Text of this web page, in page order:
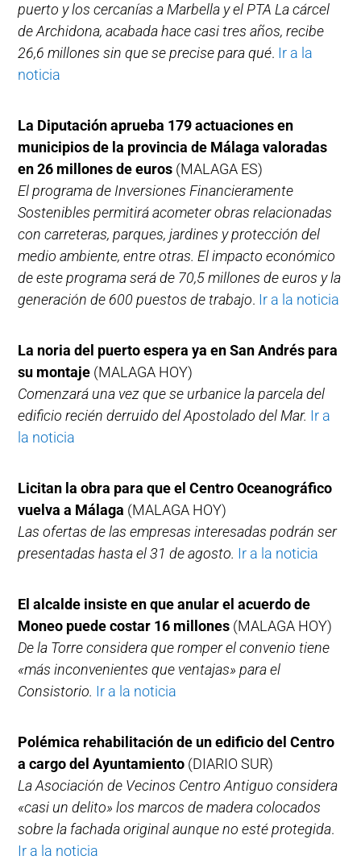
puerto y los cercanías a Marbella y el PTA La cárcel
de Archidona, acabada hace casi tres años, recibe
26,6 millones sin que se precise para qué. Ir a la
noticia
La Diputación aprueba 179 actuaciones en
municipios de la provincia de Málaga valoradas
en 26 millones de euros (MALAGA ES)
El programa de Inversiones Financieramente
Sostenibles permitirá acometer obras relacionadas
con carreteras, parques, jardines y protección del
medio ambiente, entre otras. El impacto económico
de este programa será de 70,5 millones de euros y la
generación de 600 puestos de trabajo. Ir a la noticia
La noria del puerto espera ya en San Andrés para
su montaje (MALAGA HOY)
Comenzará una vez que se urbanice la parcela del
edificio recién derruido del Apostolado del Mar. Ir a
la noticia
Licitan la obra para que el Centro Oceanográfico
vuelva a Málaga (MALAGA HOY)
Las ofertas de las empresas interesadas podrán ser
presentadas hasta el 31 de agosto. Ir a la noticia
El alcalde insiste en que anular el acuerdo de
Moneo puede costar 16 millones (MALAGA HOY)
De la Torre considera que romper el convenio tiene
«más inconvenientes que ventajas» para el
Consistorio. Ir a la noticia
Polémica rehabilitación de un edificio del Centro
a cargo del Ayuntamiento (DIARIO SUR)
La Asociación de Vecinos Centro Antiguo considera
«casi un delito» los marcos de madera colocados
sobre la fachada original aunque no esté protegida.
Ir a la noticia